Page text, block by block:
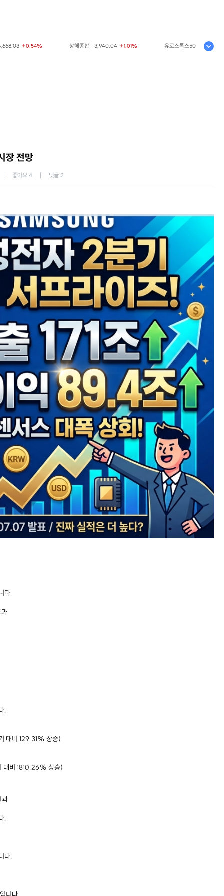
+0.54% 3,940.04 +1.01% 유로스톡스50 6,523.86
장 전망
좋아요 4 댓글 2
다.
과
.
대비 129.31% 상승)
대비 1810.26% 상승)
과
.
다.